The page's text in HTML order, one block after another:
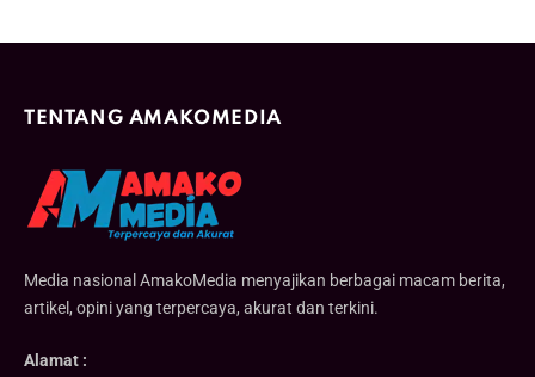
TENTANG AMAKOMEDIA
Media nasional AmakoMedia menyajikan berbagai macam berita,
artikel, opini yang terpercaya, akurat dan terkini.
Alamat :